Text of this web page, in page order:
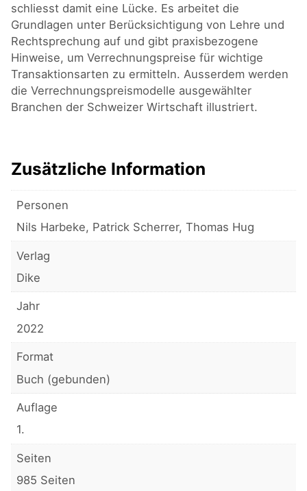
schliesst damit eine Lücke. Es arbeitet die
Grundlagen unter Berücksichtigung von Lehre und
Rechtsprechung auf und gibt praxisbezogene
Hinweise, um Verrechnungspreise für wichtige
Transaktionsarten zu ermitteln. Ausserdem werden
die Verrechnungspreismodelle ausgewählter
Branchen der Schweizer Wirtschaft illustriert.
Zusätzliche Information
Personen
Nils Harbeke, Patrick Scherrer, Thomas Hug
Verlag
Dike
Jahr
2022
Format
Buch (gebunden)
Auflage
1.
Seiten
985 Seiten